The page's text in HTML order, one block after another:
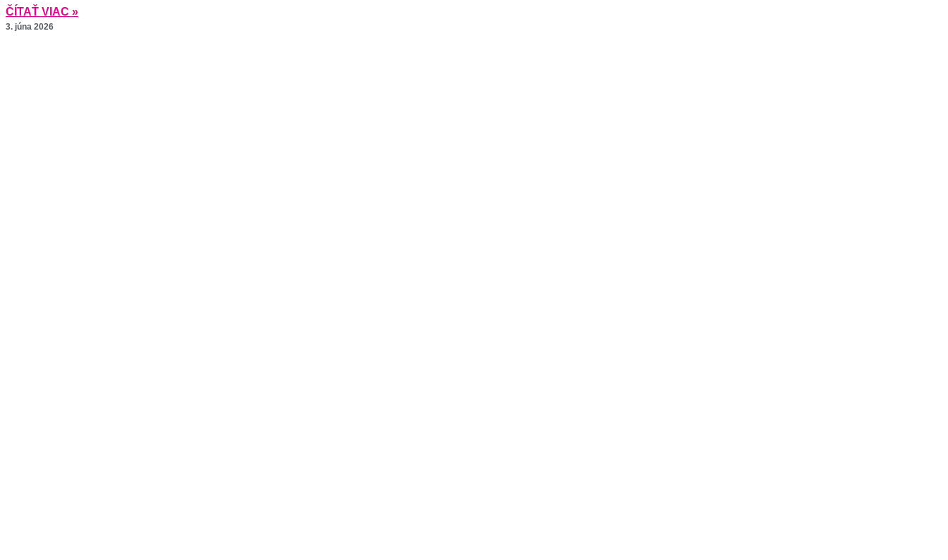
ČÍTAŤ VIAC »
3. júna 2026